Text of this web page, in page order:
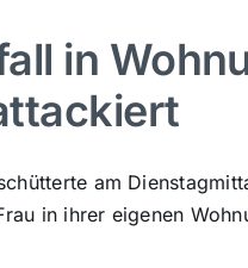
in
am
in ihrer eigenen